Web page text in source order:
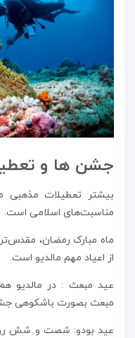
جشن ها و
بیشتر تعطیلات مذهبی
مناسبت‌های اسلامی است.
ماه مبارک رمضان،
از اعیاد مهم مالدیو است.
عید مبعث : در مالدیو
مبعث بصورت باشکوهی
عید بودو: شصت و شش روز